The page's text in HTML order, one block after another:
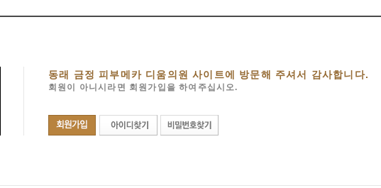
동래 금정 피부메카 디움의원 사이트에 방문해 주셔서 감사합니다.
회원이 아니시라면 회원가입을 하여주십시오.